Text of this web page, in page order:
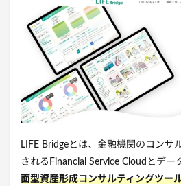
LIFE Bridgeとは、 金融機関のコンサ
されるFinancial Service Cloudとデー
面型資産形成コンサルティングツー